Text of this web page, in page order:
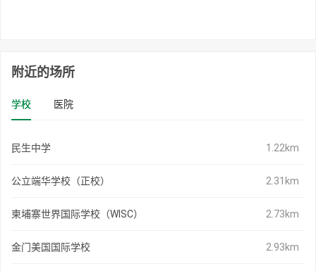
附近的场所
学校 医院
民生中学 1.22km
公立端华学校（正校） 2.31km
柬埔寨世界国际学校（WISC） 2.73km
金门美国国际学校 2.93km